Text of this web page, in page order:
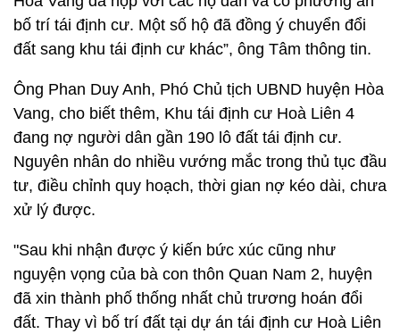
bố trí tái định cư. Một số hộ đã đồng ý chuyển đổi
đất sang khu tái định cư khác”, ông Tâm thông tin.
Ông Phan Duy Anh, Phó Chủ tịch UBND huyện Hòa
Vang, cho biết thêm, Khu tái định cư Hoà Liên 4
đang nợ người dân gần 190 lô đất tái định cư.
Nguyên nhân do nhiều vướng mắc trong thủ tục đầu
tư, điều chỉnh quy hoạch, thời gian nợ kéo dài, chưa
xử lý được.
"Sau khi nhận được ý kiến bức xúc cũng như
nguyện vọng của bà con thôn Quan Nam 2, huyện
đã xin thành phố thống nhất chủ trương hoán đổi
đất. Thay vì bố trí đất tại dự án tái định cư Hoà Liên